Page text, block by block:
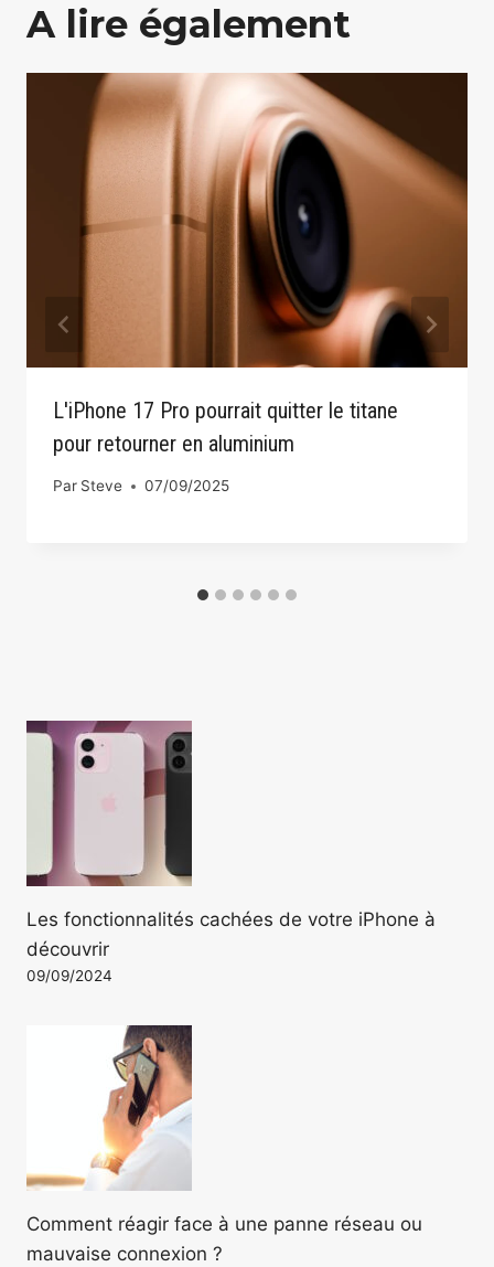
A lire également
L'iPhone 17 Pro pourrait quitter le titane
pour retourner en aluminium
Par Steve 07/09/2025
Les fonctionnalités cachées de votre iPhone à
découvrir
09/09/2024
Comment réagir face à une panne réseau ou
mauvaise connexion ?